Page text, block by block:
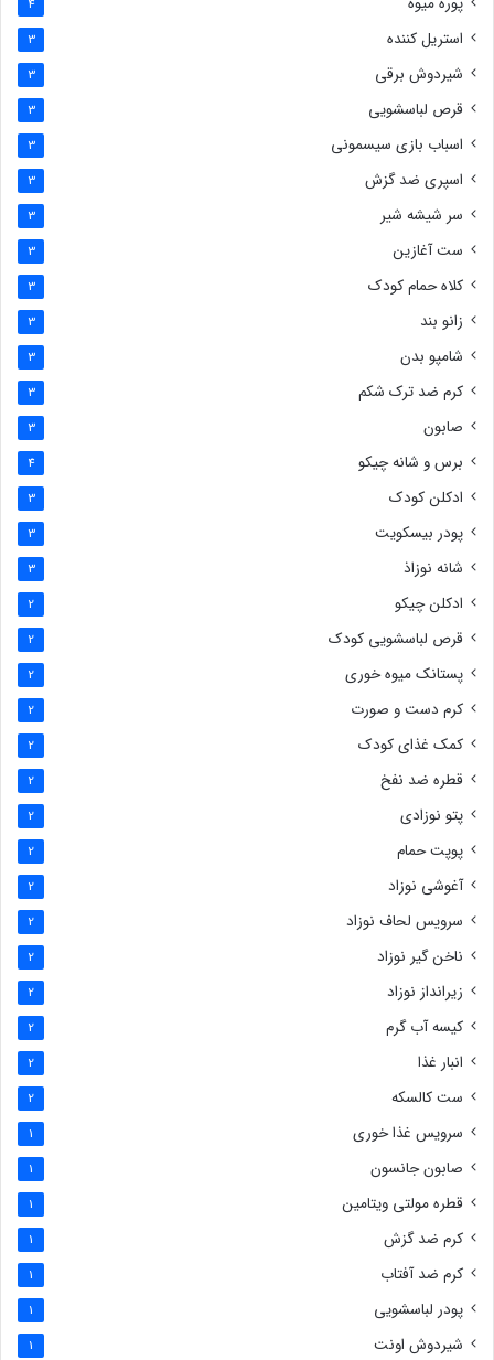
استریل کننده 3
شیردوش برقی 3
قرص لباسشویی 3
اسباب بازی سیسمونی 3
اسپری ضد گزش 3
سر شیشه شیر 3
ست آغازین 3
کلاه حمام کودک 3
زانو بند 3
شامپو بدن 3
کرم ضد ترک شکم 3
صابون 3
برس و شانه چیکو 4
ادکلن کودک 3
پودر بیسکویت 3
شانه نوزاذ 3
ادکلن چیکو 2
قرص لباسشویی کودک 2
پستانک میوه خوری 2
کرم دست و صورت 2
کمک غذای کودک 2
قطره ضد نفخ 2
پتو نوزادی 2
پوپت حمام 2
آغوشی نوزاد 2
سرویس لحاف نوزاد 2
ناخن گیر نوزاد 2
زیرانداز نوزاد 2
کیسه آب گرم 2
انبار غذا 2
ست کالسکه 2
سرویس غذا خوری 1
صابون جانسون 1
قطره مولتی ویتامین 1
کرم ضد گزش 1
کرم ضد آفتاب 1
پودر لباسشویی 1
شیردوش اونت 1